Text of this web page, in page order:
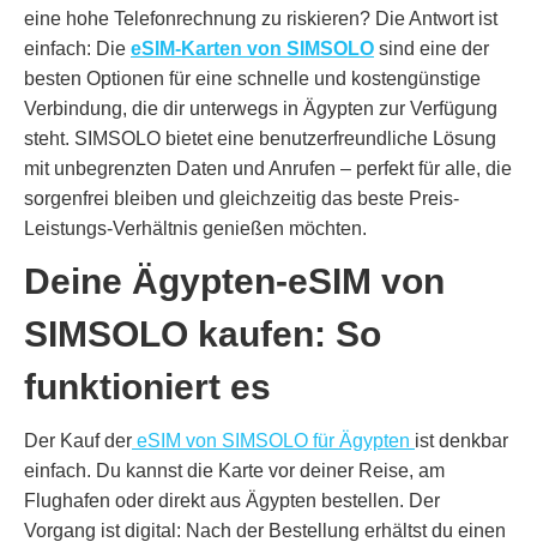
eine hohe Telefonrechnung zu riskieren? Die Antwort ist
einfach: Die eSIM-Karten von SIMSOLO sind eine der
besten Optionen für eine schnelle und kostengünstige
Verbindung, die dir unterwegs in Ägypten zur Verfügung
steht. SIMSOLO bietet eine benutzerfreundliche Lösung
mit unbegrenzten Daten und Anrufen – perfekt für alle, die
sorgenfrei bleiben und gleichzeitig das beste Preis-
Leistungs-Verhältnis genießen möchten.
Deine Ägypten-eSIM von
SIMSOLO kaufen: So
funktioniert es
Der Kauf der eSIM von SIMSOLO für Ägypten ist denkbar
einfach. Du kannst die Karte vor deiner Reise, am
Flughafen oder direkt aus Ägypten bestellen. Der
Vorgang ist digital: Nach der Bestellung erhältst du einen